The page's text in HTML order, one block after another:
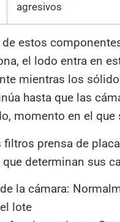
agresivos
estos
el lodo entra en
mientras los
hasta que las
momento en el
filtros prensa de
determinan sus
la cámara:
lote